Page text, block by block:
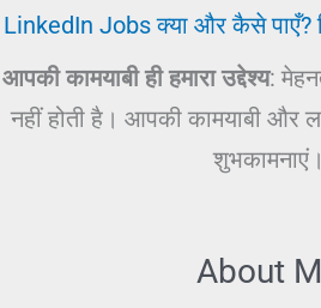
LinkedIn Jobs क्या और कैसे पाएँ?
आपकी कामयाबी ही हमारा उद्देश्य:
नहीं होती है। आपकी कामयाबी और
शुभकामनाएं।
About